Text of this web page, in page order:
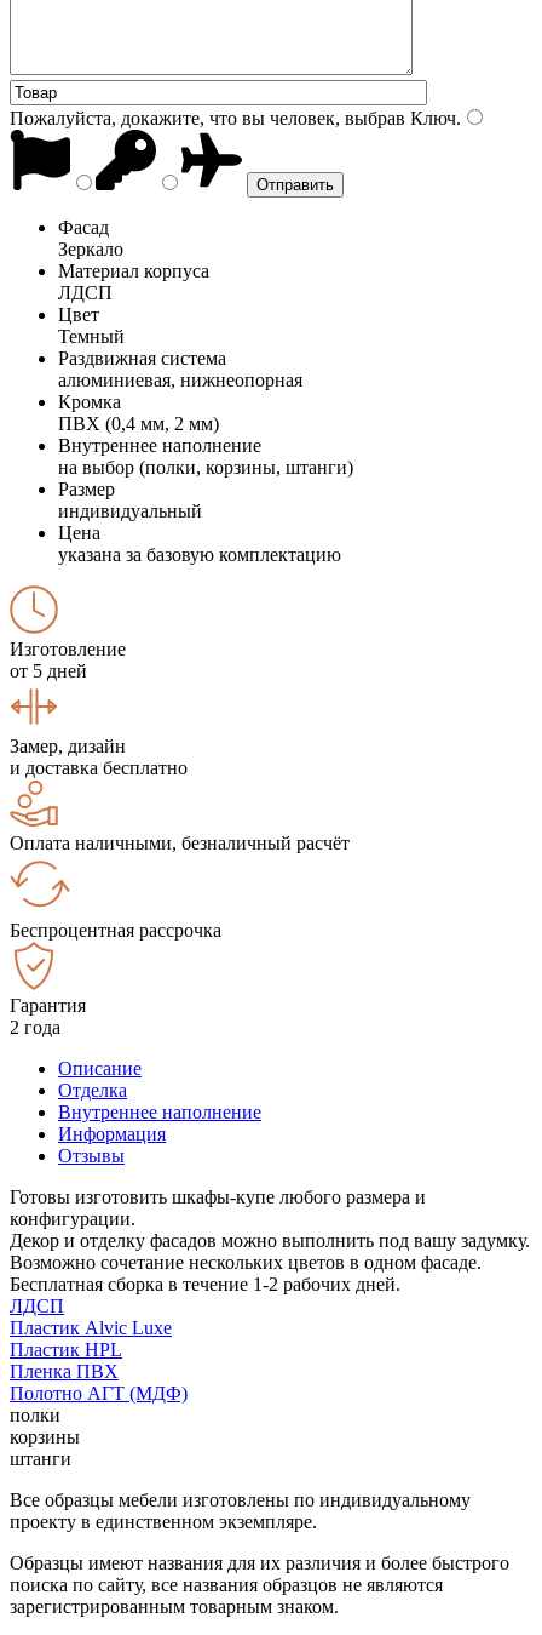
Пожалуйста, докажите, что вы человек, выбрав Ключ.
Фасад
Зеркало
Материал корпуса
ЛДСП
Цвет
Темный
Раздвижная система
алюминиевая, нижнеопорная
Кромка
ПВХ (0,4 мм, 2 мм)
Внутреннее наполнение
на выбор (полки, корзины, штанги)
Размер
индивидуальный
Цена
указана за базовую комплектацию
Изготовление
от 5 дней
Замер, дизайн
и доставка бесплатно
Оплата наличными, безналичный расчёт
Беспроцентная рассрочка
Гарантия
2 года
Описание
Отделка
Внутреннее наполнение
Информация
Отзывы
Готовы изготовить шкафы-купе любого размера и
конфигурации.
Декор и отделку фасадов можно выполнить под вашу задумку.
Возможно сочетание нескольких цветов в одном фасаде.
Бесплатная сборка в течение 1-2 рабочих дней.
ЛДСП
Пластик Alvic Luxe
Пластик HPL
Пленка ПВХ
Полотно АГТ (МДФ)
полки
корзины
штанги
Все образцы мебели изготовлены по индивидуальному
проекту в единственном экземпляре.
Образцы имеют названия для их различия и более быстрого
поиска по сайту, все названия образцов не являются
зарегистрированным товарным знаком.